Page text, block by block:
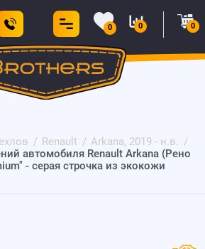
0 0 0
Renault
Arkana, 2019 - н.в.
автомобиля Renault Arkana (Рено
- серая строчка из экокожи